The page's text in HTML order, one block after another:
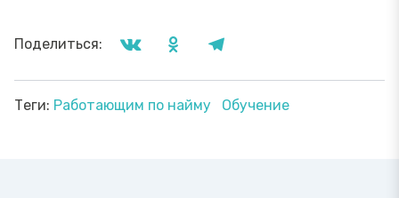
Поделиться:
Теги: Работающим по найму Обучение